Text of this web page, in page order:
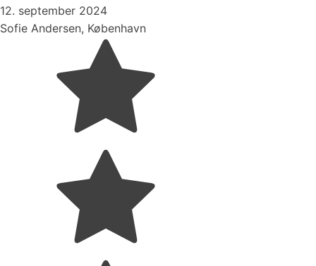
12. september 2024
Sofie Andersen, København